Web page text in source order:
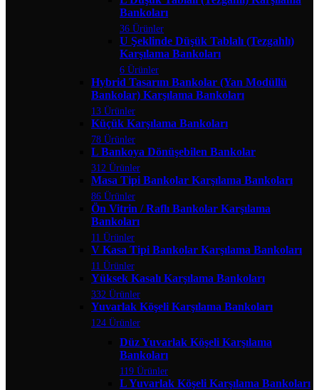
Bankoları
36 Ürünler
U Şeklinde Düşük Tablalı (Tezgahlı)
Karşılama Bankoları
6 Ürünler
Hybrid Tasarım Bankolar (Yan Modüllü
Bankolar) Karşılama Bankoları
13 Ürünler
Küçük Karşılama Bankoları
78 Ürünler
L Bankoya Dönüşebilen Bankolar
312 Ürünler
Masa Tipi Bankolar Karşılama Bankoları
86 Ürünler
Ön Vitrin / Raflı Bankolar Karşılama
Bankoları
11 Ürünler
V Kasa Tipi Bankolar Karşılama Bankoları
11 Ürünler
Yüksek Kasalı Karşılama Bankoları
332 Ürünler
Yuvarlak Köşeli Karşılama Bankoları
124 Ürünler
Düz Yuvarlak Köşeli Karşılama
Bankoları
119 Ürünler
L Yuvarlak Köşeli Karşılama Bankoları